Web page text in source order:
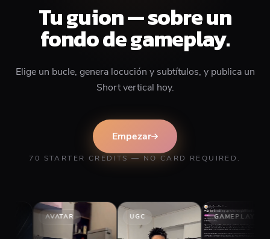
Tu guion — sobre un
fondo de gameplay.
Elige un bucle, genera locución y subtítulos, y publica un
Short vertical hoy.
Empezar
70 STARTER CREDITS — NO CARD REQUIRED.
GAMEPLAY